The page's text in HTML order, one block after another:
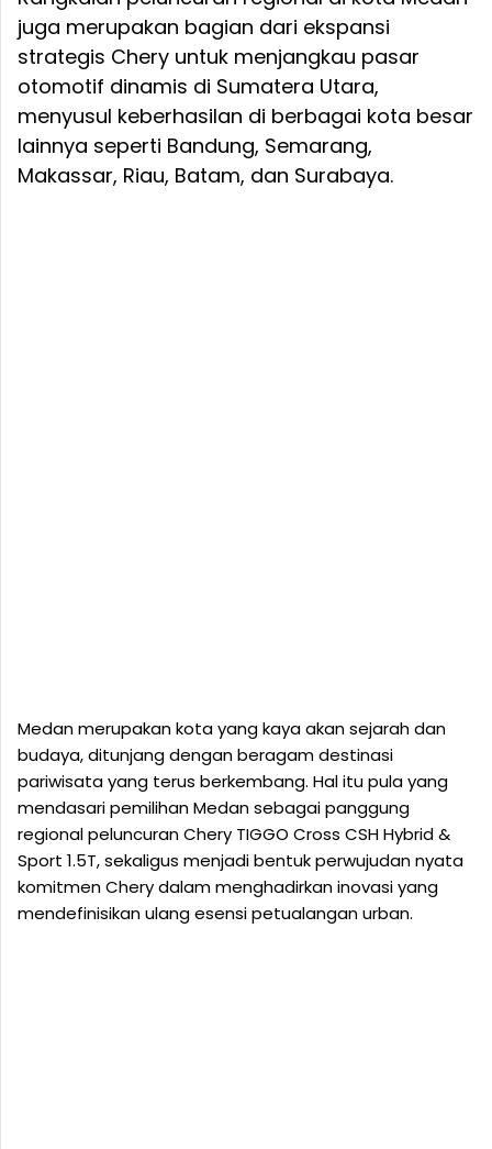
juga merupakan bagian dari ekspansi
strategis Chery untuk menjangkau pasar
otomotif dinamis di Sumatera Utara,
menyusul keberhasilan di berbagai kota besar
lainnya seperti Bandung, Semarang,
Makassar, Riau, Batam, dan Surabaya.
Medan merupakan kota yang kaya akan sejarah dan
budaya, ditunjang dengan beragam destinasi
pariwisata yang terus berkembang. Hal itu pula yang
mendasari pemilihan Medan sebagai panggung
regional peluncuran Chery TIGGO Cross CSH Hybrid &
Sport 1.5T, sekaligus menjadi bentuk perwujudan nyata
komitmen Chery dalam menghadirkan inovasi yang
mendefinisikan ulang esensi petualangan urban.